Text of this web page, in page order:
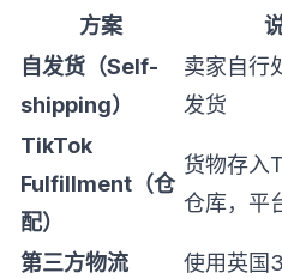
方案
自发货（Self-
shipping）
卖家自行
发货
TikTok
Fulfillment（仓
配）
货物存入
仓库，平
第三方物流
使用英国